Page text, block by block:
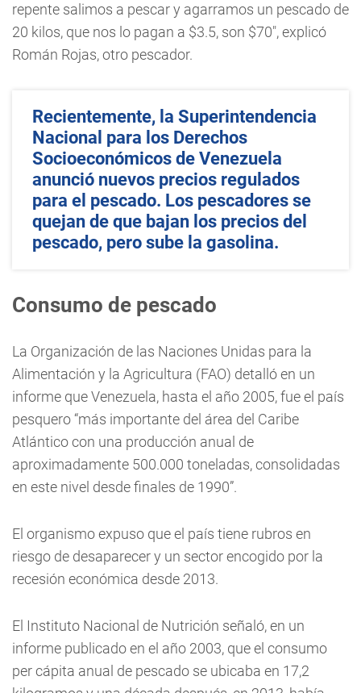
repente salimos a pescar y agarramos un pescado de
20 kilos, que nos lo pagan a $3.5, son $70", explicó
Román Rojas, otro pescador.
Recientemente, la Superintendencia
Nacional para los Derechos
Socioeconómicos de Venezuela
anunció nuevos precios regulados
para el pescado. Los pescadores se
quejan de que bajan los precios del
pescado, pero sube la gasolina.
Consumo de pescado
La Organización de las Naciones Unidas para la
Alimentación y la Agricultura (FAO) detalló en un
informe que Venezuela, hasta el año 2005, fue el país
pesquero “más importante del área del Caribe
Atlántico con una producción anual de
aproximadamente 500.000 toneladas, consolidadas
en este nivel desde finales de 1990”.
El organismo expuso que el país tiene rubros en
riesgo de desaparecer y un sector encogido por la
recesión económica desde 2013.
El Instituto Nacional de Nutrición señaló, en un
informe publicado en el año 2003, que el consumo
per cápita anual de pescado se ubicaba en 17,2